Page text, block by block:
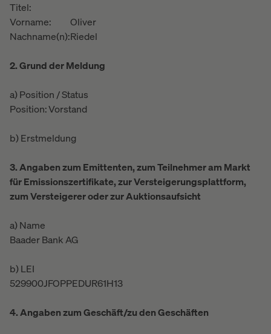
Titel:
Vorname:
Oliver
Nachname(n):Riedel
2. Grund der Meldung
a) Position / Status
Position:Vorstand
b) Erstmeldung
3. Angaben zum Emittenten, zum Teilnehmer am Markt
für Emissionszertifikate, zur Versteigerungsplattform,
zum Versteigerer oder zur Auktionsaufsicht
a) Name
Baader Bank AG
b) LEI
529900JFOPPEDUR61H13
4. Angaben zum Geschäft/zu den Geschäften